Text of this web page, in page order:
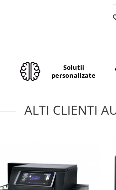
Solutii
personalizate
ALTI CLIENTI